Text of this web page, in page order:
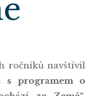
ročníků navštívil
s programem o